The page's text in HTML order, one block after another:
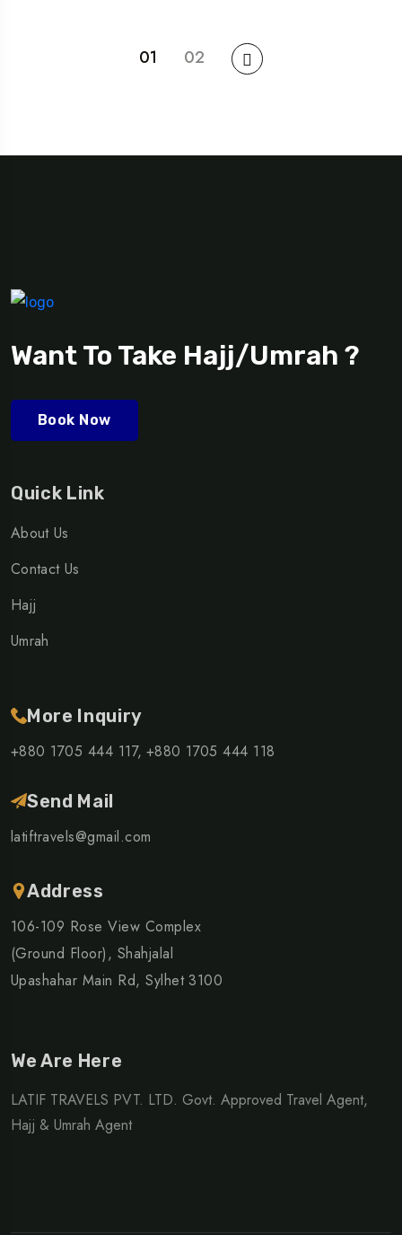
01 02
Want To Take Hajj/Umrah ?
Book Now
Quick Link
About Us
Contact Us
Hajj
Umrah
More Inquiry
+880 1705 444 117, +880 1705 444 118
Send Mail
latiftravels@gmail.com
Address
106-109 Rose View Complex
(Ground Floor), Shahjalal
Upashahar Main Rd, Sylhet 3100
We Are Here
LATIF TRAVELS PVT. LTD. Govt. Approved Travel Agent,
Hajj & Umrah Agent